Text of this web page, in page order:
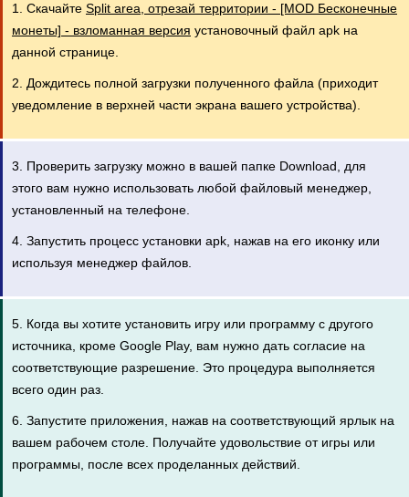
1. Скачайте Split area, отрезай территории - [MOD Бесконечные
монеты] - взломанная версия установочный файл apk на
данной странице.
2. Дождитесь полной загрузки полученного файла (приходит
уведомление в верхней части экрана вашего устройства).
3. Проверить загрузку можно в вашей папке Download, для
этого вам нужно использовать любой файловый менеджер,
установленный на телефоне.
4. Запустить процесс установки apk, нажав на его иконку или
используя менеджер файлов.
5. Когда вы хотите установить игру или программу с другого
источника, кроме Google Play, вам нужно дать согласие на
соответствующие разрешение. Это процедура выполняется
всего один раз.
6. Запустите приложения, нажав на соответствующий ярлык на
вашем рабочем столе. Получайте удовольствие от игры или
программы, после всех проделанных действий.